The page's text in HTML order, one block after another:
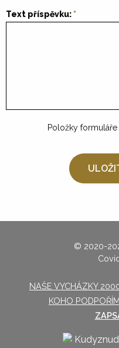
Text příspěvku:
Položky
© 2020-
NAŠE VYCHÁZKY
KOHO